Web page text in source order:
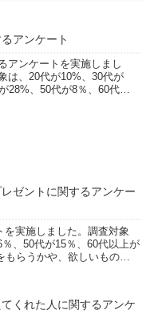
アンケート
アンケートを実施しまし
は、20代が10%、30代が
28%、50代が8％、60代以
ゼントに関するアンケー
実施しました。調査対象
、50代が15％、60代以上が
もらうかや、欲しいものな
くれた人に関するアンケ